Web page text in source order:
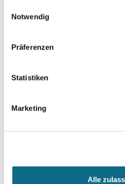
Notwendig
Präferenzen
Statistiken
Marketing
Alle